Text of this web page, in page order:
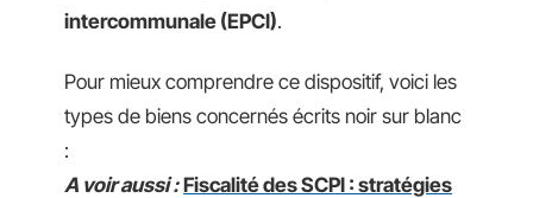
intercommunale (EPCI).
Pour mieux comprendre ce dispositif, voici les
types de biens concernés écrits noir sur blanc
:
A voir aussi : Fiscalité des SCPI : stratégies